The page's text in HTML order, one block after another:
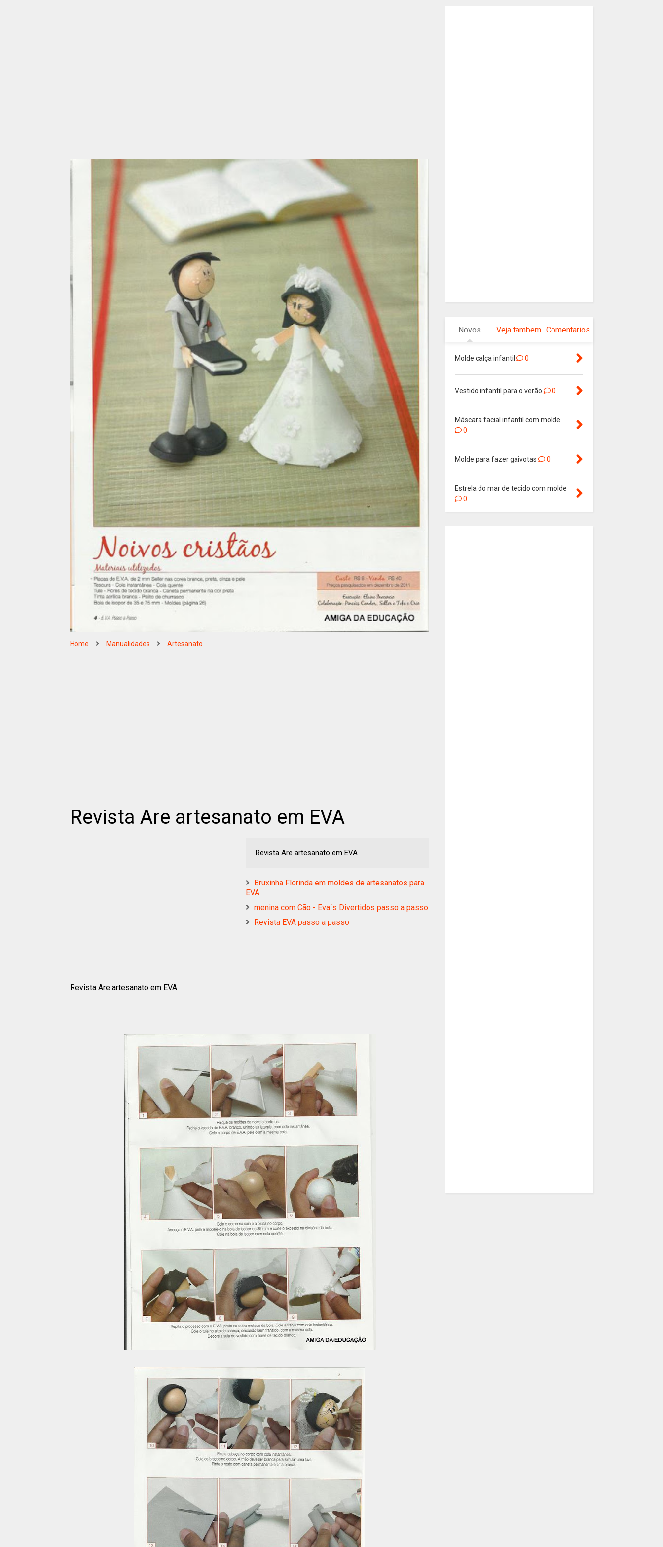
Home Manualidades Artesanato
Revista Are artesanato em EVA
Revista Are artesanato em EVA
Bruxinha Florinda em moldes de artesanatos para
EVA
menina com Cão - Eva´s Divertidos passo a passo
Revista EVA passo a passo
Revista Are artesanato em EVA
Novos Veja tambem Comentarios
Molde calça infantil 0
Vestido infantil para o verão 0
Máscara facial infantil com molde
0
Molde para fazer gaivotas 0
Estrela do mar de tecido com molde
0